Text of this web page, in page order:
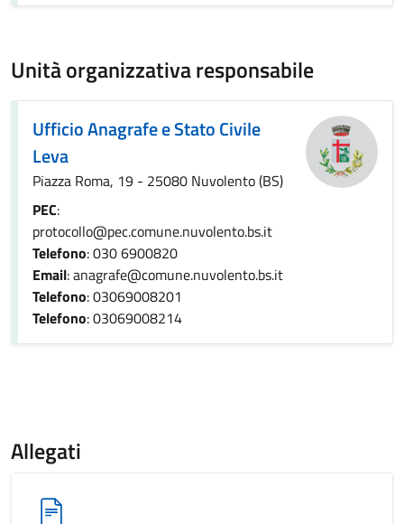
Unità organizzativa responsabile
Ufficio Anagrafe e Stato Civile
Leva
Piazza Roma, 19 - 25080 Nuvolento (BS)
PEC:
protocollo@pec.comune.nuvolento.bs.it
Telefono: 030 6900820
Email: anagrafe@comune.nuvolento.bs.it
Telefono: 03069008201
Telefono: 03069008214
Allegati